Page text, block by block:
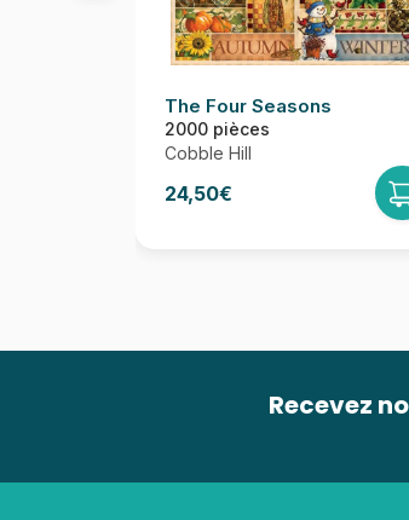
The Four Seasons
2000 pièces
Cobble Hill
24,50€
Recevez